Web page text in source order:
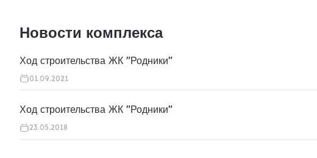
Новости комплекса
Ход строительства ЖК "Родники"
01.09.2021
Ход строительства ЖК "Родники"
23.05.2018